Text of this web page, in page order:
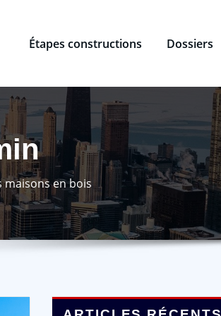
Étapes constructions Dossiers
en bois